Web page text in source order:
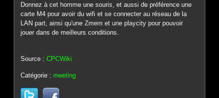
Donnez à cet homme une souris, et aussi de préférence une
carte M4 pour avoir du wifi et se connecter au réseau de la
LAN part, ainsi qu'une Zmem et une playcity pour pouvoir
jouer dans de meilleurs conditions.
Source :CPCWiki
Catégorie : meeting